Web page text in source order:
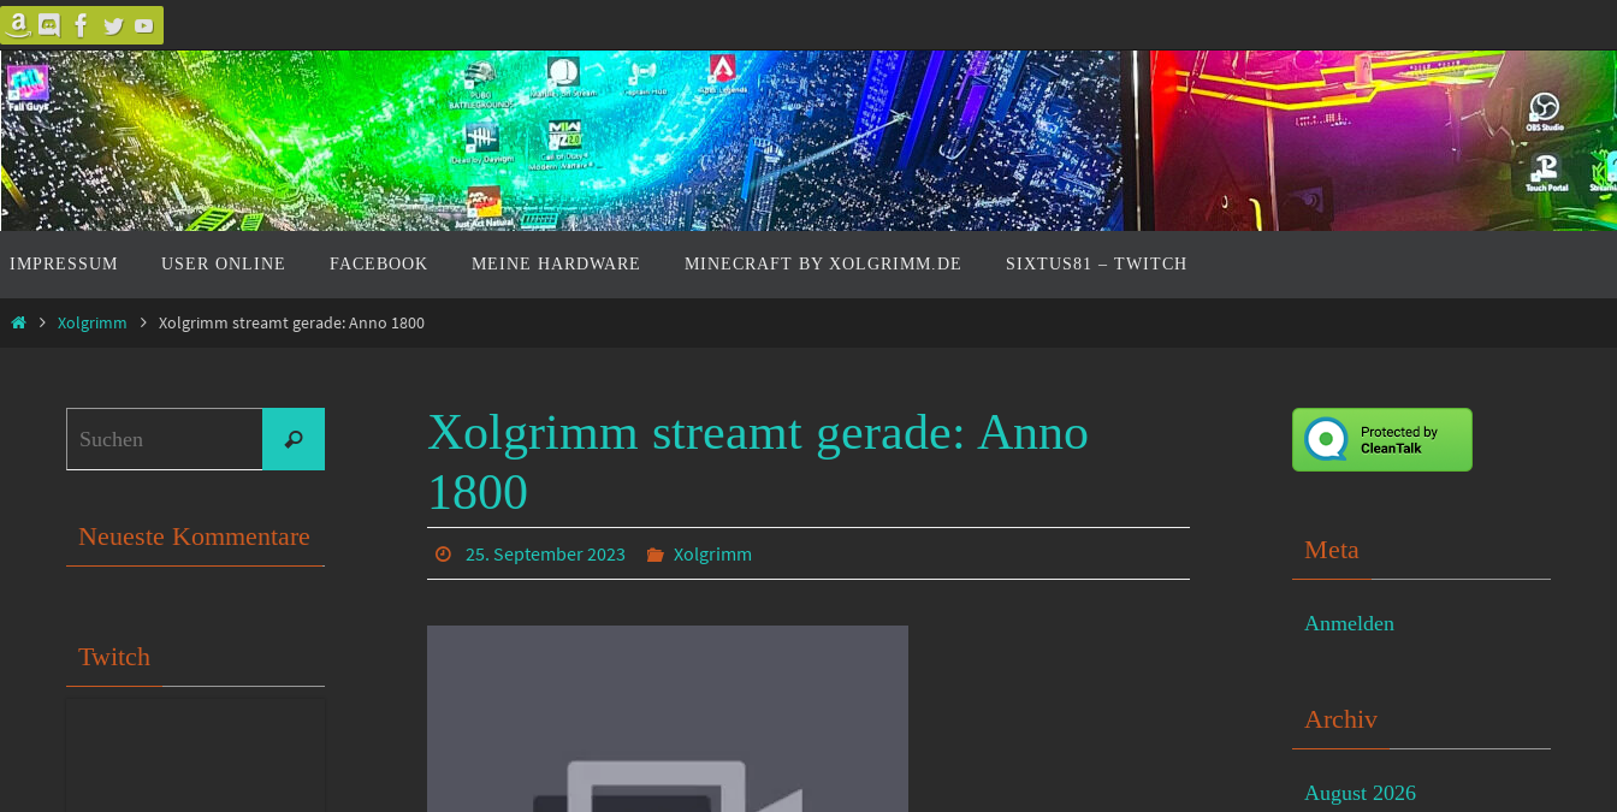
Zum
Inhalt
springen
Inhalt
springen
IMPRESSUM USER ONLINE FACEBOOK MEINE HARDWARE MINECRAFT BY XOLGRIMM.DE SIXTUS81 – TWITCH
StartXolgrimm Xolgrimm streamt gerade: Anno 1800
Xolgrimm streamt gerade: Anno
1800
25. September 2023 Xolgrimm
nach:
Suchen
Neueste Kommentare
Twitch
Meta
Anmelden
Archiv
August 2026